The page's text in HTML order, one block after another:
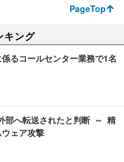
PageTop
キング
係るコールセンター業務で1名
部へ転送されたと判断 ～ 精
ェア攻撃